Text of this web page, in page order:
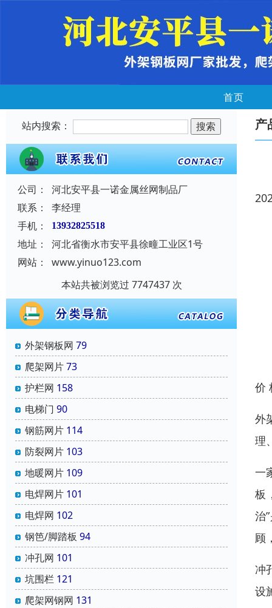
首页
站内搜索：
公司：
河北安平县一诺金属丝网制品厂
联系：
李经理
手机：
13932825518
地址：
河北省衡水市安平县徐疃工业区1号
网站：
www.yinuo123.com
本站共被浏览过 7747437 次
外架钢板网 79
爬架网片73
护栏网 158
电梯门 90
钢筋网片 114
防裂网片 103
地暖网片 109
电焊网片 101
电焊网 102
钢笆/脚踏板 94
冲孔网 101
坑围栏 121
爬架网钢网 131
产
价
外
理
一
板
治
顾
冲
设